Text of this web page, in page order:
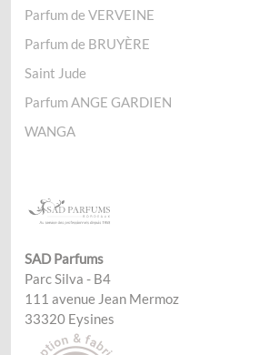
Parfum de VERVEINE
Parfum de BRUYÈRE
Saint Jude
Parfum ANGE GARDIEN
WANGA
SAD Parfums
Parc Silva - B4
111 avenue Jean Mermoz
33320 Eysines